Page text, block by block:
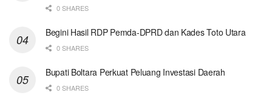
0 SHARES
Begini Hasil RDP Pemda-DPRD dan Kades Toto Utara
0 SHARES
Bupati Boltara Perkuat Peluang Investasi Daerah
0 SHARES